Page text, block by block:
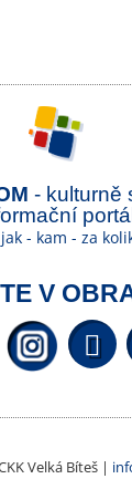
- kulturně
portál
- kam - za
V
Facebook
Velká Bíteš |